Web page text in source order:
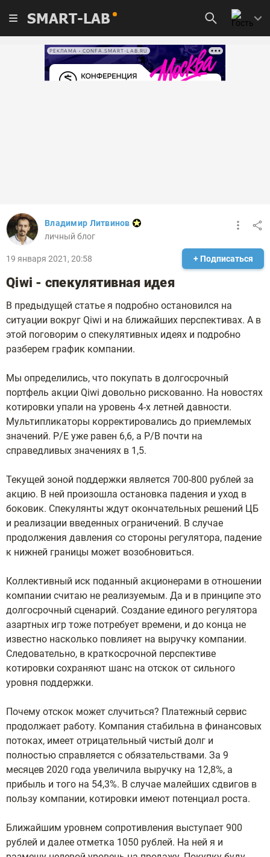
SMART-LAB
РЕКЛАМА • CONFA.SMART-LAB.RU
Владимир Литвинов
личный блог
19 января 2021, 20:58 + Подписаться
​​Qiwi - спекулятивная идея
В предыдущей статье я подробно остановился на
ситуации вокруг Qiwi и на ближайших перспективах. А в
этой поговорим о спекулятивных идеях и подробно
разберем график компании.
Мы определились, что покупать в долгосрочный
портфель акции Qiwi довольно рискованно. На новостях
котировки упали на уровень 4-х летней давности.
Мультипликаторы корректировались до приемлемых
значений. P/E уже равен 6,6, а P/B почти на
справедливых значениях в 1,5.
Текущей зоной поддержки является 700-800 рублей за
акцию. В ней произошла остановка падения и уход в
боковик. Спекулянты ждут окончательных решений ЦБ
и реализации введенных ограничений. В случае
продолжения давления со стороны регулятора, падение
к нижней границы может возобновиться.
Коллективный иск поданный акционерами в отношении
компании считаю не реализуемым. Да и в принципе это
долгосрочный сценарий. Создание единого регулятора
азартных игр тоже потребует времени, и до конца не
известно насколько повлияет на выручку компании.
Следовательно, в краткосрочной перспективе
котировки сохраняют шанс на отскок от сильного
уровня поддержки.
Почему отскок может случиться? Платежный сервис
продолжает работу. Компания стабильна в финансовых
потоках, имеет отрицательный чистый долг и
полностью справляется с обязательствами. За 9
месяцев 2020 года увеличила выручку на 12,8%, а
прибыль и того на 54,3%. В случае малейших сдвигов в
пользу компании, котировки имеют потенциал роста.
Ближайшим уровнем сопротивления выступает 900
рублей и далее отметка 1050 рублей. На ней я и